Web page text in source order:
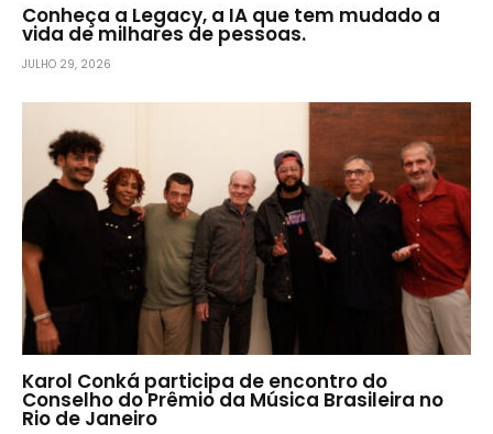
Conheça a Legacy, a IA que tem mudado a
vida de milhares de pessoas.
JULHO 29, 2026
Karol Conká participa de encontro do
Conselho do Prêmio da Música Brasileira no
Rio de Janeiro